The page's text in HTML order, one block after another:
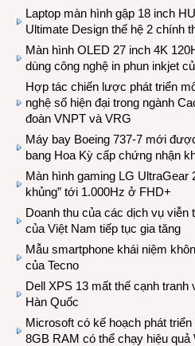
Laptop màn hình gập 18 inch
Ultimate Design thế hệ 2 chính
Màn hình OLED 27 inch 4K
dùng công nghệ in phun inkjet
Hợp tác chiến lược phát triển
nghệ số hiện đại trong ngành
đoàn VNPT và VRG
Máy bay Boeing 737-7 mới
bang Hoa Kỳ cấp chứng nhận
Màn hình gaming LG UltraGear
khủng” tới 1.000Hz ở FHD+
Doanh thu của các dịch vụ viễn
của Việt Nam tiếp tục gia tăng
Mẫu smartphone khái niệm
của Tecno
Dell XPS 13 mất thế cạnh
Hàn Quốc
Microsoft có kế hoạch phát
8GB RAM có thể chạy hiệu quả